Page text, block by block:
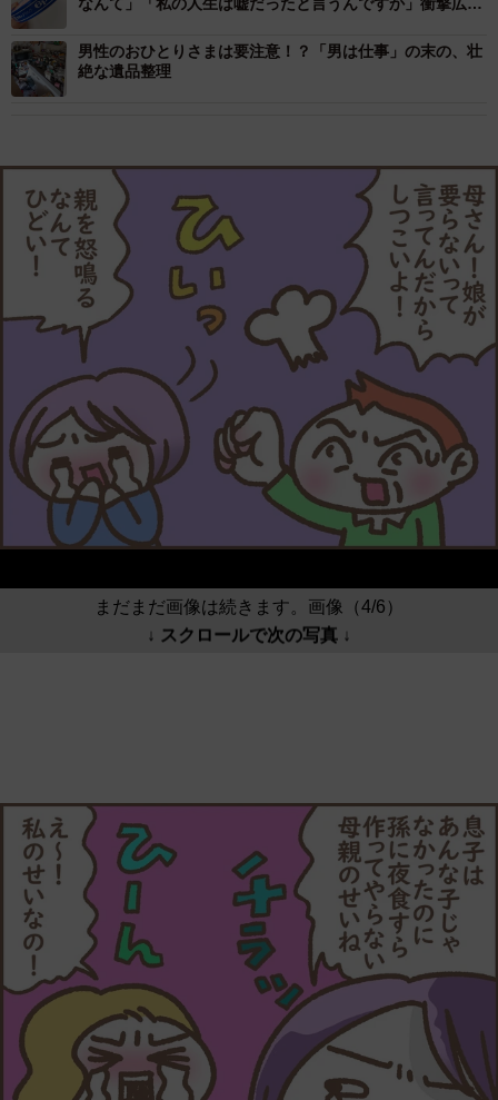
男性のおひとりさまは要注意！？「男は仕事」の末の、壮
絶な遺品整理
まだまだ画像は続きます。画像（4/6）
↓ スクロールで次の写真 ↓